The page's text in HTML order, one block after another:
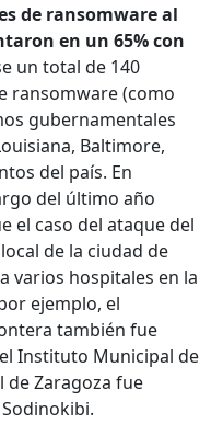
de ransomware al
en un 65% con
un total de 140
ransomware (como
gubernamentales
Baltimore,
del país. En
del último año
el caso del ataque del
de la ciudad de
varios hospitales en la
ejemplo, el
también fue
Instituto Municipal de
de Zaragoza fue